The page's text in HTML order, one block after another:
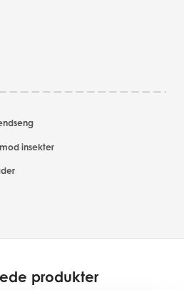
insekter
produkter